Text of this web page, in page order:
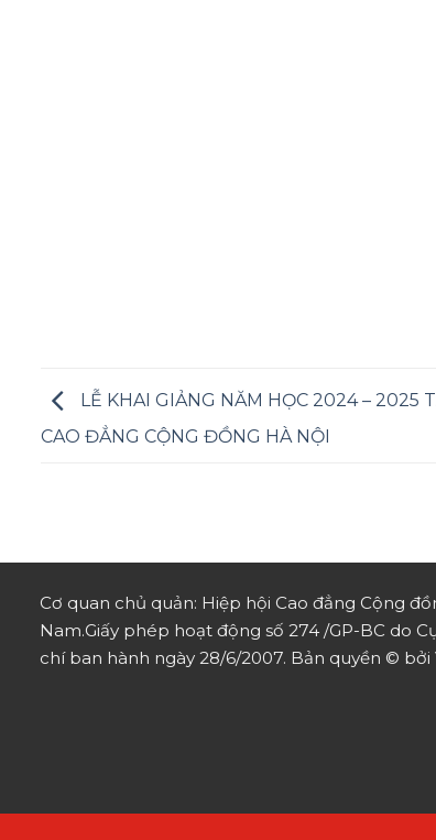
LỄ KHAI GIẢNG NĂM HỌC 2024 – 2025
CAO ĐẲNG CỘNG ĐỒNG HÀ NỘI
Cơ quan chủ quản: Hiệp hội Cao đẳng Cộng
Nam.Giấy phép hoạt động số 274 /GP-BC do
chí ban hành ngày 28/6/2007. Bản quyền © bởi